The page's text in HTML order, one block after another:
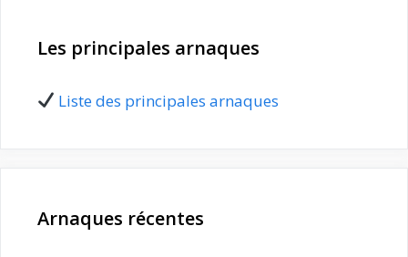
Les principales arnaques
Liste des principales arnaques
Arnaques récentes